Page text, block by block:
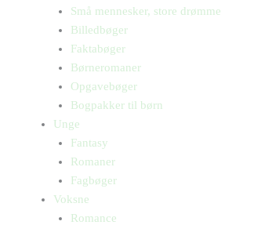
Små mennesker, store drømme
Billedbøger
Faktabøger
Børneromaner
Opgavebøger
Bogpakker til børn
Unge
Fantasy
Romaner
Fagbøger
Voksne
Romance